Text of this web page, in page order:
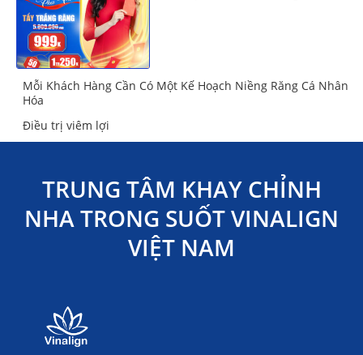
Mỗi Khách Hàng Cần Có Một Kế Hoạch Niềng Răng Cá Nhân
Hóa
Điều trị viêm lợi
TRUNG TÂM KHAY CHỈNH
NHA TRONG SUỐT VINALIGN
VIỆT NAM